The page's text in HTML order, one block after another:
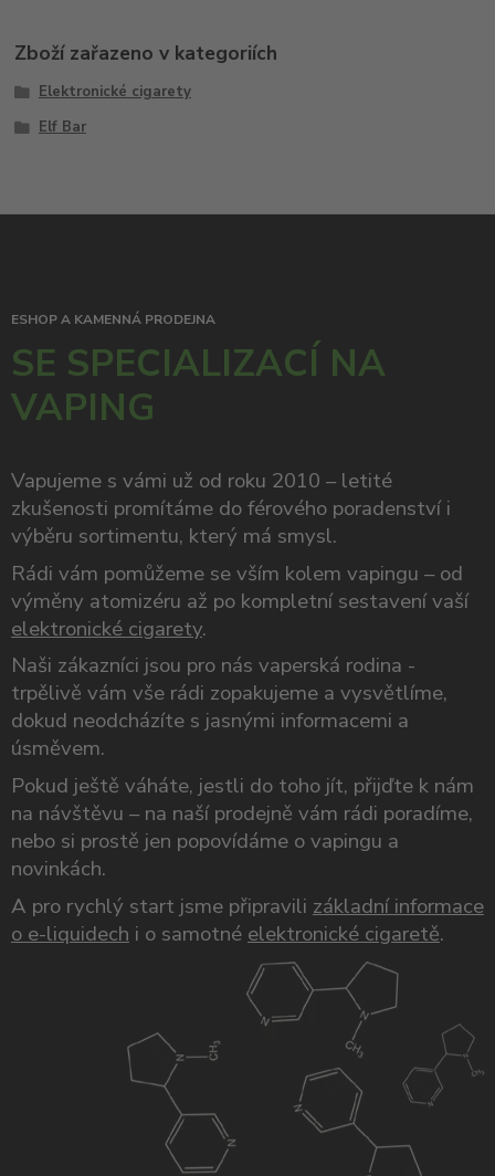
Zboží zařazeno v kategoriích
Elektronické cigarety
Elf Bar
ESHOP A KAMENNÁ PRODEJNA
SE SPECIALIZACÍ NA
VAPING
Vapujeme s vámi už od roku 2010 – letité
zkušenosti promítáme do férového poradenství i
výběru sortimentu, který má smysl.
Rádi vám pomůžeme se vším kolem vapingu – od
výměny atomizéru až po kompletní sestavení vaší
elektronické cigarety.
Naši zákazníci jsou pro nás vaperská rodina -
trpělivě vám vše rádi zopakujeme a vysvětlíme,
dokud neodcházíte s jasnými informacemi a
úsměvem.
Pokud ještě váháte, jestli do toho jít, přijďte k nám
na návštěvu – na naší prodejně vám rádi poradíme,
nebo si prostě jen popovídáme o vapingu a
novinkách.
A pro rychlý start jsme připravili základní informace
o e-liquidech i o samotné elektronické cigaretě.